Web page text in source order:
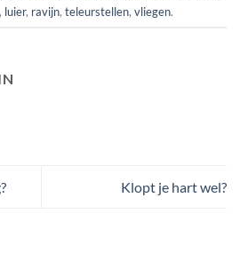
luier, ravijn teleurstellen vliegen
Klopt je hart wel?